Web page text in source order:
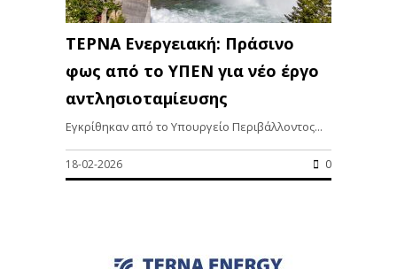
ΤΕΡΝΑ Ενεργειακή: Πράσινο
φως από το ΥΠΕΝ για νέο έργο
αντλησιοταμίευσης
Εγκρίθηκαν από το Υπουργείο Περιβάλλοντος...
18-02-2026 0